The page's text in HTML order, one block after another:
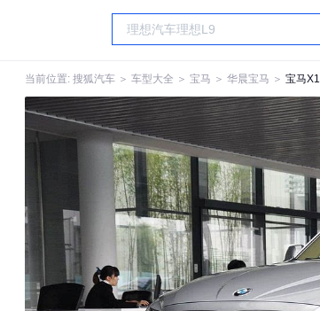
当前位置: 搜狐汽车 ＞ 车型大全 ＞ 宝马 ＞ 华晨宝马 ＞ 宝马X1